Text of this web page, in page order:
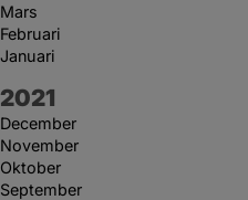
Mars
Februari
Januari
År:
2021
December
November
Oktober
September